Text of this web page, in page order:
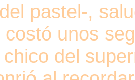
pastel-,
costó unos
del